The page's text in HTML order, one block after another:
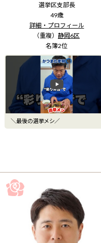
選挙区支部長
49歳
詳細・プロフィール
（重複） 静岡6区
名簿2位
＼最後の選挙メシ／